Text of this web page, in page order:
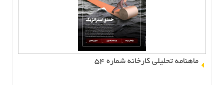
ماهنامه تحلیلی کارخانه شماره 54